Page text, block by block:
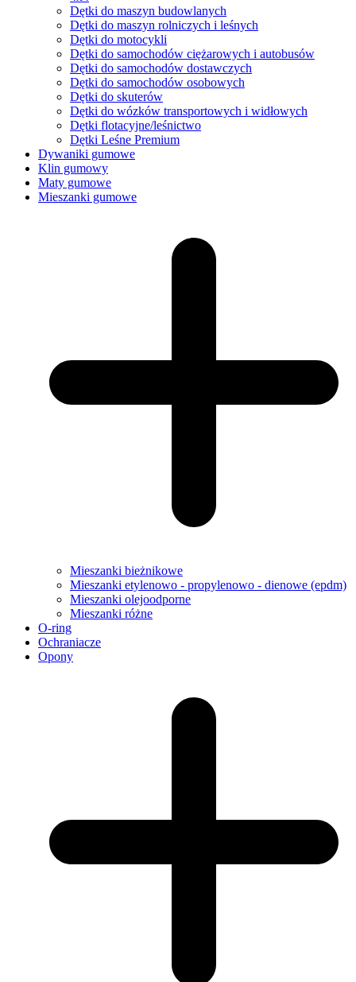
Dętki do maszyn budowlanych
Dętki do maszyn rolniczych i leśnych
Dętki do motocykli
Dętki do samochodów ciężarowych i autobusów
Dętki do samochodów dostawczych
Dętki do samochodów osobowych
Dętki do skuterów
Dętki do wózków transportowych i widłowych
Dętki flotacyjne/leśnictwo
Dętki Leśne Premium
Dywaniki gumowe
Klin gumowy
Maty gumowe
Mieszanki gumowe
Mieszanki bieżnikowe
Mieszanki etylenowo - propylenowo - dienowe (epdm)
Mieszanki olejoodporne
Mieszanki różne
O-ring
Ochraniacze
Opony